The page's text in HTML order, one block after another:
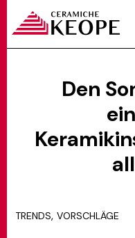
PROJEKTE
Den
TRENDS, VORSCHLÄGE